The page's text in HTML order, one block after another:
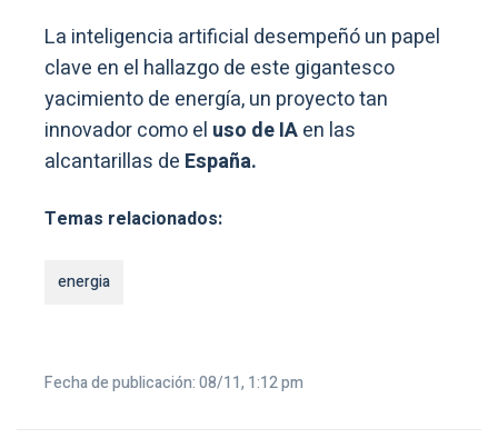
La inteligencia artificial desempeñó un papel
clave en el hallazgo de este gigantesco
yacimiento de energía, un proyecto tan
innovador como el uso de IAen las
alcantarillas de España.
Temas relacionados:
energia
Fecha de publicación: 08/11, 1:12 pm